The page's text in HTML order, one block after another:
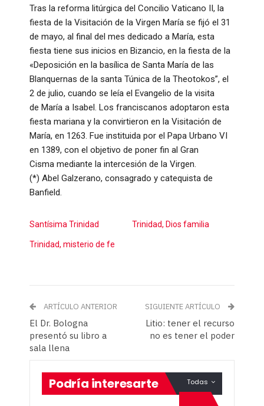
Tras la reforma litúrgica del Concilio Vaticano II, la
fiesta de la Visitación de la Virgen María se fijó el 31
de mayo, al final del mes dedicado a María, esta
fiesta tiene sus inicios en Bizancio, en la fiesta de la
«Deposición en la basílica de Santa María de las
Blanquernas de la santa Túnica de la Theotokos”, el
2 de julio, cuando se leía el Evangelio de la visita
de María a Isabel. Los franciscanos adoptaron esta
fiesta mariana y la convirtieron en la Visitación de
María, en 1263. Fue instituida por el Papa Urbano VI
en 1389, con el objetivo de poner fin al Gran
Cisma mediante la intercesión de la Virgen.
(*) Abel Galzerano, consagrado y catequista de
Banfield.
Santísima Trinidad Trinidad, Dios familia
Trinidad, misterio de fe
ARTÍCULO ANTERIOR
El Dr. Bologna
presentó su libro a
sala llena
SIGUIENTE ARTÍCULO
Litio: tener el recurso
no es tener el poder
Todas
Podría interesarte